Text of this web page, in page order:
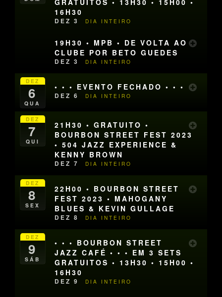
16H30
DEZ 3 DIA INTEIRO
19H30 • MPB • DE VOLTA AO
CLUBE POR BETO GUEDES
DEZ 3 DIA INTEIRO
DEZ
6
QUA
• • • EVENTO FECHADO • • •
DEZ 6 DIA INTEIRO
DEZ
7
QUI
21H30 • GRATUITO •
BOURBON STREET FEST 2023
• 504 JAZZ EXPERIENCE &
KENNY BROWN
DEZ 7 DIA INTEIRO
DEZ
8
SEX
22H00 • BOURBON STREET
FEST 2023 • MAHOGANY
BLUES & KEVIN GULLAGE
DEZ 8 DIA INTEIRO
DEZ
9
SÁB
• • • BOURBON STREET
JAZZ CAFÉ • • • EM 3 SETS
GRATUITOS • 13H30 • 15H00 •
16H30
DEZ 9 DIA INTEIRO